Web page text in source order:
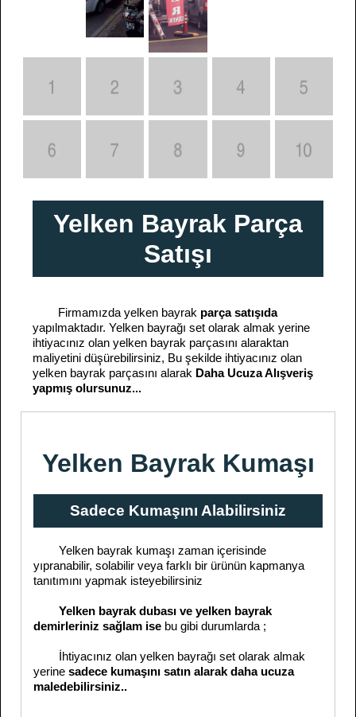
Yelken Bayrak Parça
Satışı
Firmamızda yelken bayrak parça satışıda
yapılmaktadır. Yelken bayrağı set olarak almak yerine
ihtiyacınız olan yelken bayrak parçasını alaraktan
maliyetini düşürebilirsiniz, Bu şekilde ihtiyacınız olan
yelken bayrak parçasını alarak Daha Ucuza Alışveriş
yapmış olursunuz...
Yelken Bayrak Kumaşı
Sadece Kumaşını Alabilirsiniz
Yelken bayrak kumaşı zaman içerisinde
yıpranabilir, solabilir veya farklı bir ürünün kapmanya
tanıtımını yapmak isteyebilirsiniz
Yelken bayrak dubası ve yelken bayrak
demirleriniz sağlam ise bu gibi durumlarda ;
İhtiyacınız olan yelken bayrağı set olarak almak
yerine sadece kumaşını satın alarak daha ucuza
maledebilirsiniz..